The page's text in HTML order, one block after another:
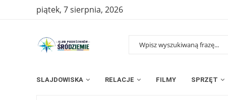
piątek, 7 sierpnia, 2026
SLAJDOWISKA RELACJE FILMY SPRZĘT